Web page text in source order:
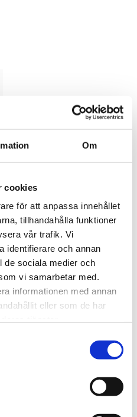
Om
cookies
för att anpassa innehållet
tillhandahålla funktioner
vår trafik. Vi
identifierare och annan
de sociala medier och
vi samarbetar med.
informationen med annan
eller som de har
117502
130x180 cm cm
47% Ull, 27% Polyester, 20%
Alpaca, 6% syntet.
Kemtvätt